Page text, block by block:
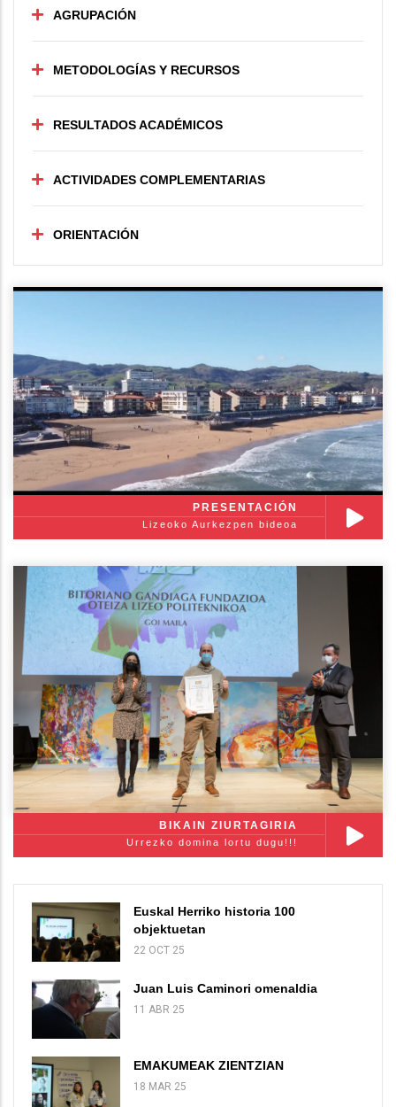
AGRUPACIÓN
METODOLOGÍAS Y RECURSOS
RESULTADOS ACADÉMICOS
ACTIVIDADES COMPLEMENTARIAS
ORIENTACIÓN
PRESENTACIÓN
Lizeoko Aurkezpen bideoa
BIKAIN ZIURTAGIRIA
Urrezko domina lortu dugu!!!
Euskal Herriko historia 100
objektuetan
22 OCT 25
Juan Luis Caminori omenaldia
11 ABR 25
EMAKUMEAK ZIENTZIAN
18 MAR 25